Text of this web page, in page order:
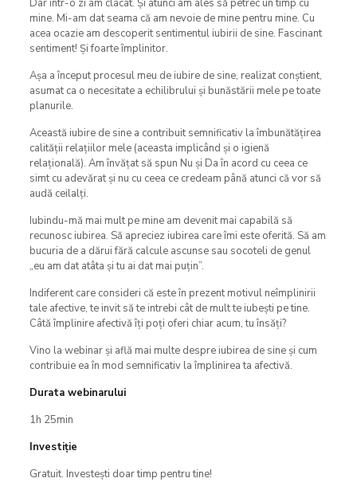
Dar într-o zi am clacat. Și atunci am ales să petrec un timp cu
mine. Mi-am dat seama că am nevoie de mine pentru mine. Cu
acea ocazie am descoperit sentimentul iubirii de sine. Fascinant
sentiment! Și foarte împlinitor.
Așa a început procesul meu de iubire de sine, realizat conștient,
asumat ca o necesitate a echilibrului și bunăstării mele pe toate
planurile.
Această iubire de sine a contribuit semnificativ la îmbunătățirea
calității relațiilor mele (aceasta implicând și o igienă
relațională). Am învățat să spun Nu și Da în acord cu ceea ce
simt cu adevărat și nu cu ceea ce credeam până atunci că vor să
audă ceilalți.
Iubindu-mă mai mult pe mine am devenit mai capabilă să
recunosc iubirea. Să apreciez iubirea care îmi este oferită. Să am
bucuria de a dărui fără calcule ascunse sau socoteli de genul
„eu am dat atâta și tu ai dat mai puțin”.
Indiferent care consideri că este în prezent motivul neîmplinirii
tale afective, te invit să te intrebi cât de mult te iubești pe tine.
Câtă împlinire afectivă îți poți oferi chiar acum, tu însăți?
Vino la webinar și află mai multe despre iubirea de sine și cum
contribuie ea în mod semnificativ la împlinirea ta afectivă.
Durata webinarului
1h 25min
Investiție
Gratuit. Investești doar timp pentru tine!